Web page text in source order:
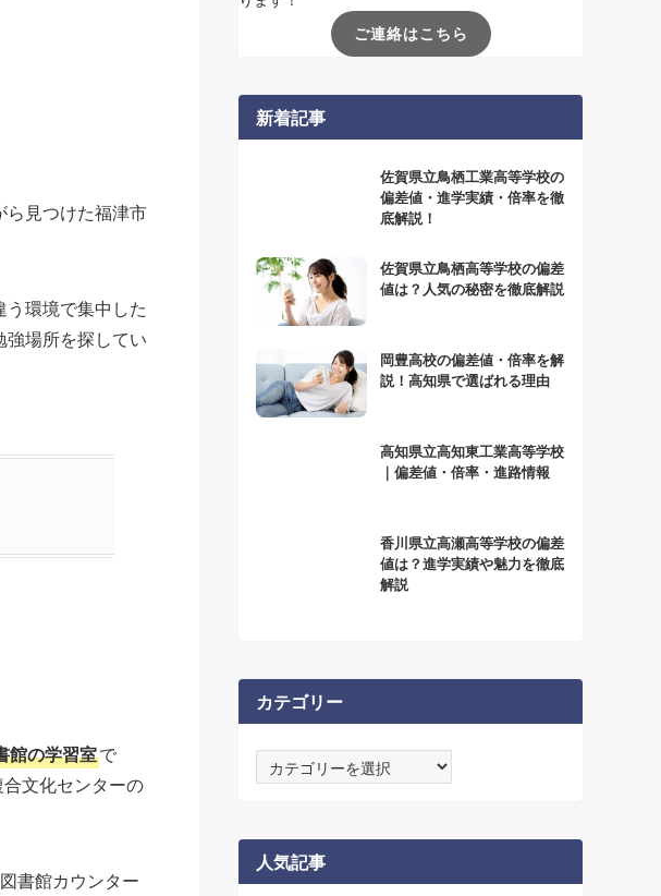
ら見つけた福津市
環境で集中した
強場所を探してい
館の学習室で
文化センターの
書館カウンター
ご連絡はこちら
新着記事
佐賀県立鳥栖工業高等学校の
偏差値・進学実績・倍率を徹
底解説！
佐賀県立鳥栖高等学校の偏差
値は？人気の秘密を徹底解説
岡豊高校の偏差値・倍率を解
説！高知県で選ばれる理由
高知県立高知東工業高等学校
｜偏差値・倍率・進路情報
香川県立高瀬高等学校の偏差
値は？進学実績や魅力を徹底
解説
カテゴリー
テ
ー
人気記事